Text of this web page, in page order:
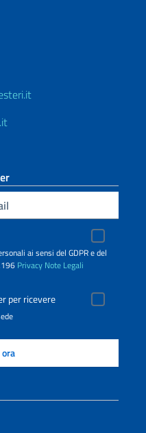
ai sensi del GDPR e del
Privacy Note Legali
per ricevere